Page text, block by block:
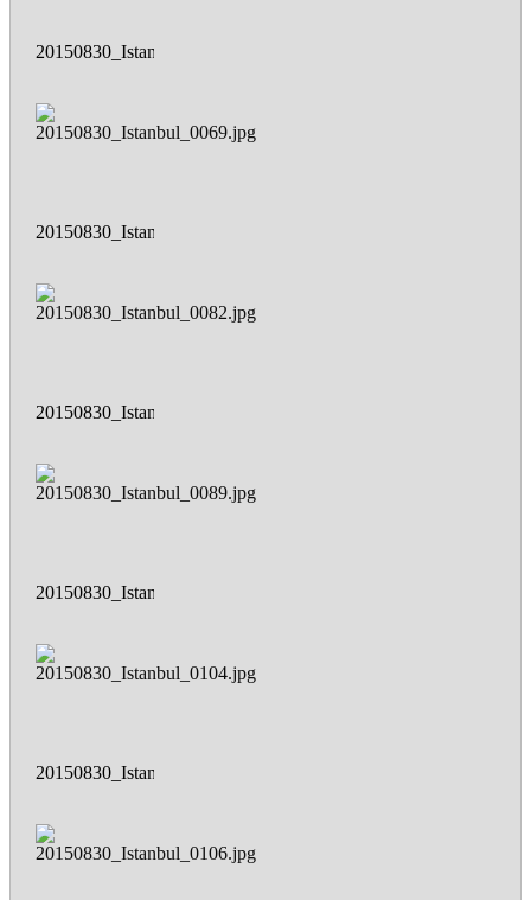
20150830_Istanbul_0048.jpg
20150830_Istanbul_0069.jpg
20150830_Istanbul_0082.jpg
20150830_Istanbul_0089.jpg
20150830_Istanbul_0104.jpg